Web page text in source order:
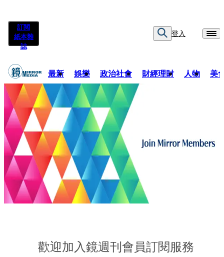
訂閱
紙本雜
誌
登入
最新 娛樂 政治社會 財經理財 人物 美
歡迎加入鏡週刊會員訂閱服務